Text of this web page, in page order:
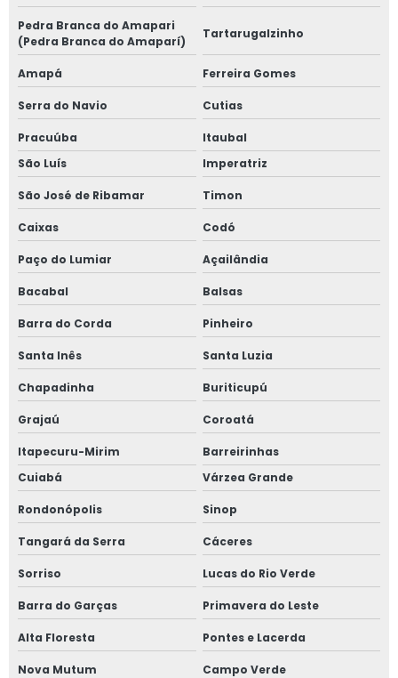
Pedra Branca do Amapari
(Pedra Branca do Amaparí)
Tartarugalzinho
Amapá Ferreira Gomes
Serra do Navio Cutias
Pracuúba
Itaubal
São Luís
Imperatriz
São José de Ribamar Timon
Caixas Codó
Paço do Lumiar Açailândia
Bacabal Balsas
Barra do Corda Pinheiro
Santa Inês Santa Luzia
Chapadinha Buriticupú
Grajaú Coroatá
Itapecuru-Mirim
Barreirinhas
Cuiabá
Várzea Grande
Rondonópolis Sinop
Tangará da Serra Cáceres
Sorriso Lucas do Rio Verde
Barra do Garças Primavera do Leste
Alta Floresta Pontes e Lacerda
Nova Mutum Campo Verde